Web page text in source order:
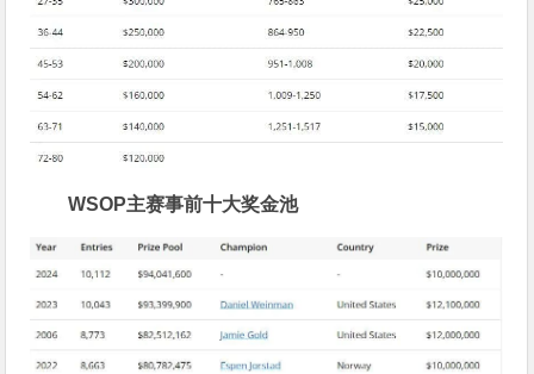
WSOP主赛事前十大奖金池